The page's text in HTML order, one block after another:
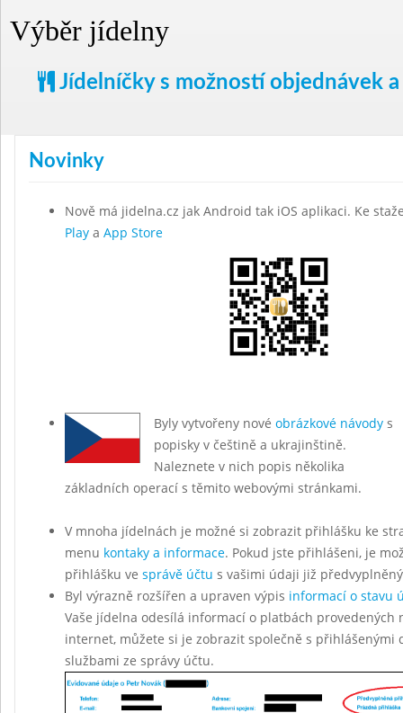
Výběr jídelny
Jídelníčky s možností objednávek
Novinky
Nově má jidelna.cz jak Android tak iOS aplikaci. Ke
Play a App Store
Byly vytvořeny nové obrázkové návodys
popisky v češtině a ukrajinštině.
Naleznete v nich popis několika
základních operací s těmito webovými stránkami.
V mnoha jídelnách je možné si zobrazit přihlášku ke
menu kontaky a informace. Pokud jste přihlášeni, je
přihlášku ve správě účtu s vašimi údaji již
Byl výrazně rozšířen a upraven výpis informací o stavu
Vaše jídelna odesílá informací o platbách provedených
internet, můžete si je zobrazit společně s přihlášenými
službami ze správy účtu.